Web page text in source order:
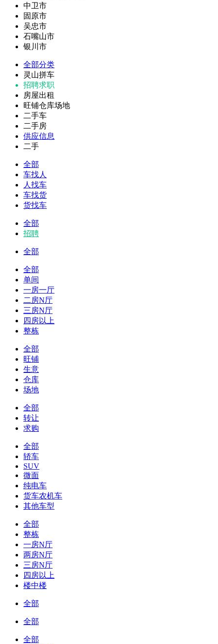
中卫市
固原市
吴忠市
石嘴山市
银川市
全部分类
灵山拼车
招聘求职
房屋出租
旺铺仓库场地
二手车
二手房
供应信息
二手
全部
车找人
人找车
车找货
货找车
全部
招聘
全部
全部
单间
一房一厅
二房N厅
三房N厅
四房以上
整栋
全部
旺铺
生意
仓库
场地
全部
转让
求购
全部
轿车
SUV
微面
纯电车
货车农机车
其他车型
全部
整栋
一房N厅
两房N厅
三房N厅
四房以上
楼中楼
全部
全部
全部